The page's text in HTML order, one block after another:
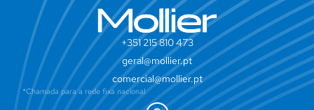
+351 215 810 473
geral@mollier.pt
comercial@mollier.pt
*Chamada para a rede fixa nacional